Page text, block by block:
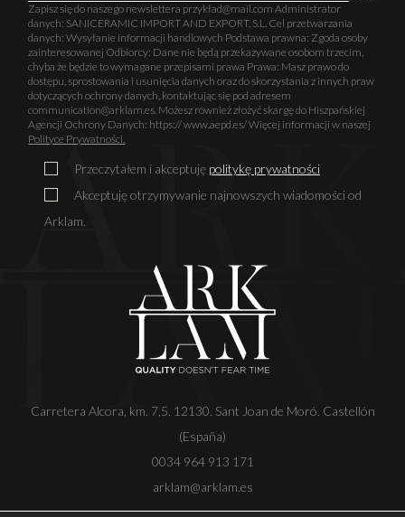
Carretera Alcora, km. 7,5. 12130. Sant Joan de Moró. Castellón
(España)
0034 964 913 171
arklam@arklam.es
Zapisz się do naszego newslettera przykład@mail.com Administrator
danych: SANICERAMIC IMPORT AND EXPORT, S.L. Cel przetwarzania
danych: Wysyłanie informacji handlowych Podstawa prawna: Zgoda osoby
zainteresowanej Odbiorcy: Dane nie będą przekazywane osobom trzecim,
chyba że będzie to wymagane przepisami prawa Prawa: Masz prawo do
dostępu, sprostowania i usunięcia danych oraz do skorzystania z innych praw
dotyczących ochrony danych, kontaktując się pod adresem
communication@arklam.es. Możesz również złożyć skargę do Hiszpańskiej
Agencji Ochrony Danych: https:// www.aepd.es/ Więcej informacji w naszej
Polityce Prywatności.
Przeczytałem i akceptuję politykę prywatności
Akceptuję otrzymywanie najnowszych wiadomości od
Arklam.